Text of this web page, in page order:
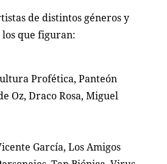
de distintos géneros y
que figuran:
Profética, Panteón
Oz, Draco Rosa, Miguel
García, Los Amigos